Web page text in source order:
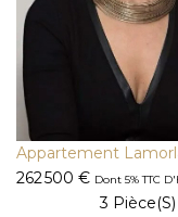
Appartement
262 500 € Dont 5% TTC
3 Pièce(s)